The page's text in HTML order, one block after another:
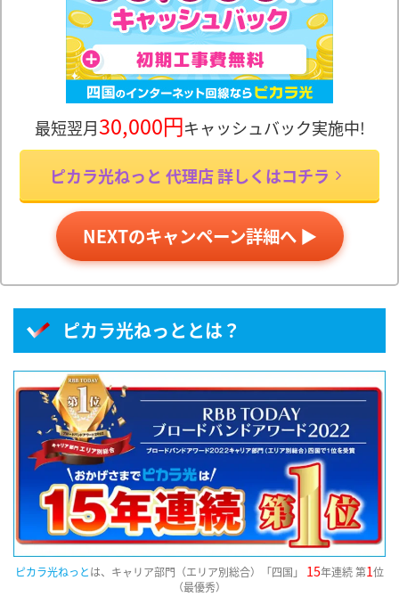
最短翌月30,000円キャッシュバック実施中!
ピカラ光ねっと 代理店 詳しくはコチラ
NEXTのキャンペーン詳細へ ▶
ピカラ光ねっととは？
ピカラ光ねっとは、キャリア部門（エリア別総合）「四国」 15年連続 第1位
（最優秀）